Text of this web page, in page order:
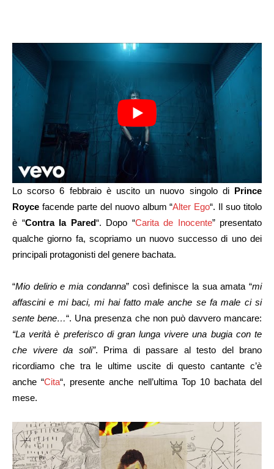
Lo scorso 6 febbraio è uscito un nuovo singolo di Prince
Royce facende parte del nuovo album “Alter Ego“. Il suo titolo
è “Contra la Pared“. Dopo “Carita de Inocente” presentato
qualche giorno fa, scopriamo un nuovo successo di uno dei
principali protagonisti del genere bachata.
“Mio delirio e mia condanna” così definisce la sua amata “mi
affascini e mi baci, mi hai fatto male anche se fa male ci si
sente bene…“. Una presenza che non può davvero mancare:
“La verità è preferisco di gran lunga vivere una bugia con te
che vivere da soli”. Prima di passare al testo del brano
ricordiamo che tra le ultime uscite di questo cantante c’è
anche “Cita“, presente anche nell’ultima Top 10 bachata del
mese.